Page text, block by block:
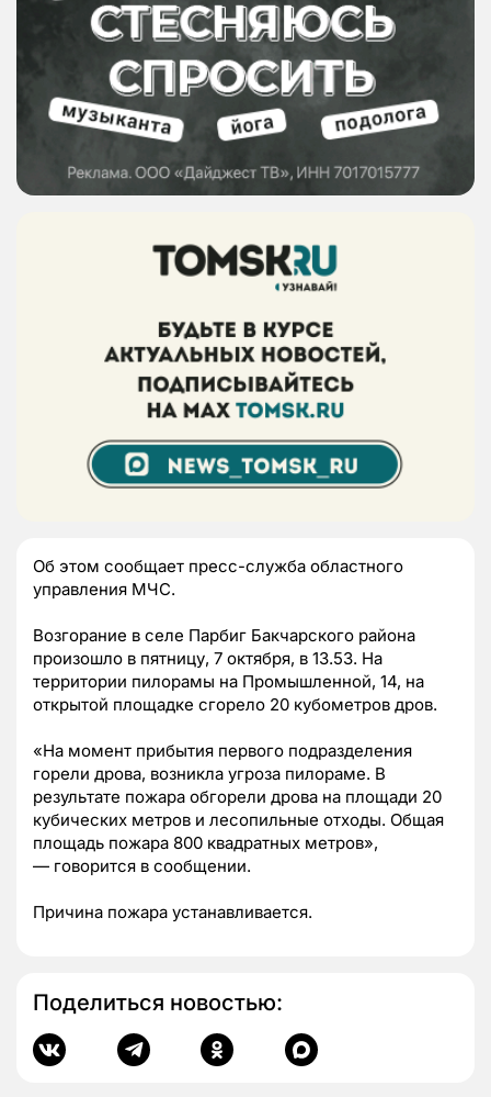
Об этом сообщает пресс-служба областного
управления МЧС.
Возгорание в селе Парбиг Бакчарского района
произошло в пятницу, 7 октября, в 13.53. На
территории пилорамы на Промышленной, 14, на
открытой площадке сгорело 20 кубометров дров.
«На момент прибытия первого подразделения
горели дрова, возникла угроза пилораме. В
результате пожара обгорели дрова на площади 20
кубических метров и лесопильные отходы. Общая
площадь пожара 800 квадратных метров»,
— говорится в сообщении.
Причина пожара устанавливается.
Поделиться новостью: